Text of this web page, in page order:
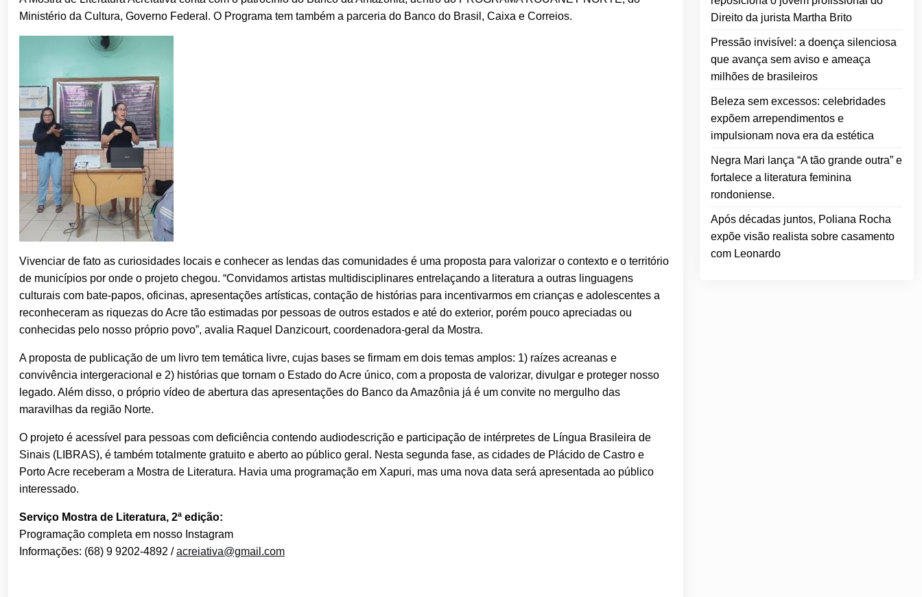
Ministério da Cultura, Governo Federal. O Programa tem também a parceria do Banco do Brasil, Caixa e Correios.
Vivenciar de fato as curiosidades locais e conhecer as lendas das comunidades é uma proposta para valorizar o contexto e o território
de municípios por onde o projeto chegou. “Convidamos artistas multidisciplinares entrelaçando a literatura a outras linguagens
culturais com bate-papos, oficinas, apresentações artísticas, contação de histórias para incentivarmos em crianças e adolescentes a
reconheceram as riquezas do Acre tão estimadas por pessoas de outros estados e até do exterior, porém pouco apreciadas ou
conhecidas pelo nosso próprio povo”, avalia Raquel Danzicourt, coordenadora-geral da Mostra.
A proposta de publicação de um livro tem temática livre, cujas bases se firmam em dois temas amplos: 1) raízes acreanas e
convivência intergeracional e 2) histórias que tornam o Estado do Acre único, com a proposta de valorizar, divulgar e proteger nosso
legado. Além disso, o próprio vídeo de abertura das apresentações do Banco da Amazônia já é um convite no mergulho das
maravilhas da região Norte.
O projeto é acessível para pessoas com deficiência contendo audiodescrição e participação de intérpretes de Língua Brasileira de
Sinais (LIBRAS), é também totalmente gratuito e aberto ao público geral. Nesta segunda fase, as cidades de Plácido de Castro e
Porto Acre receberam a Mostra de Literatura. Havia uma programação em Xapuri, mas uma nova data será apresentada ao público
interessado.
Serviço Mostra de Literatura, 2ª edição:
Programação completa em nosso Instagram
Informações: (68) 9 9202-4892 /acreiativa@gmail.com
Direito da jurista Martha Brito
Pressão invisível: a doença silenciosa
que avança sem aviso e ameaça
milhões de brasileiros
Beleza sem excessos: celebridades
expõem arrependimentos e
impulsionam nova era da estética
Negra Mari lança “A tão grande outra” e
fortalece a literatura feminina
rondoniense.
Após décadas juntos, Poliana Rocha
expõe visão realista sobre casamento
com Leonardo